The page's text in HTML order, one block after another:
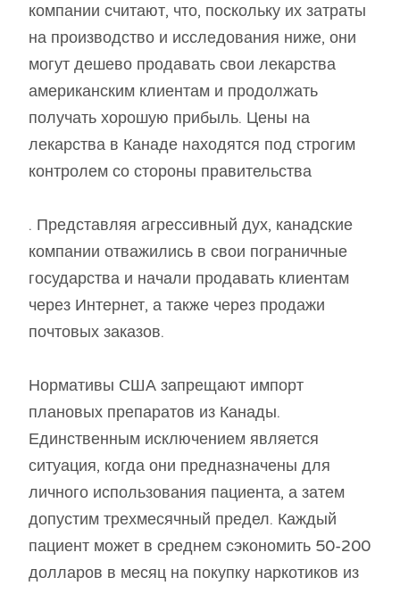
компании считают, что, поскольку их затраты
на производство и исследования ниже, они
могут дешево продавать свои лекарства
американским клиентам и продолжать
получать хорошую прибыль. Цены на
лекарства в Канаде находятся под строгим
контролем со стороны правительства
. Представляя агрессивный дух, канадские
компании отважились в свои пограничные
государства и начали продавать клиентам
через Интернет, а также через продажи
почтовых заказов.
Нормативы США запрещают импорт
плановых препаратов из Канады.
Единственным исключением является
ситуация, когда они предназначены для
личного использования пациента, а затем
допустим трехмесячный предел. Каждый
пациент может в среднем сэкономить 50-200
долларов в месяц на покупку наркотиков из